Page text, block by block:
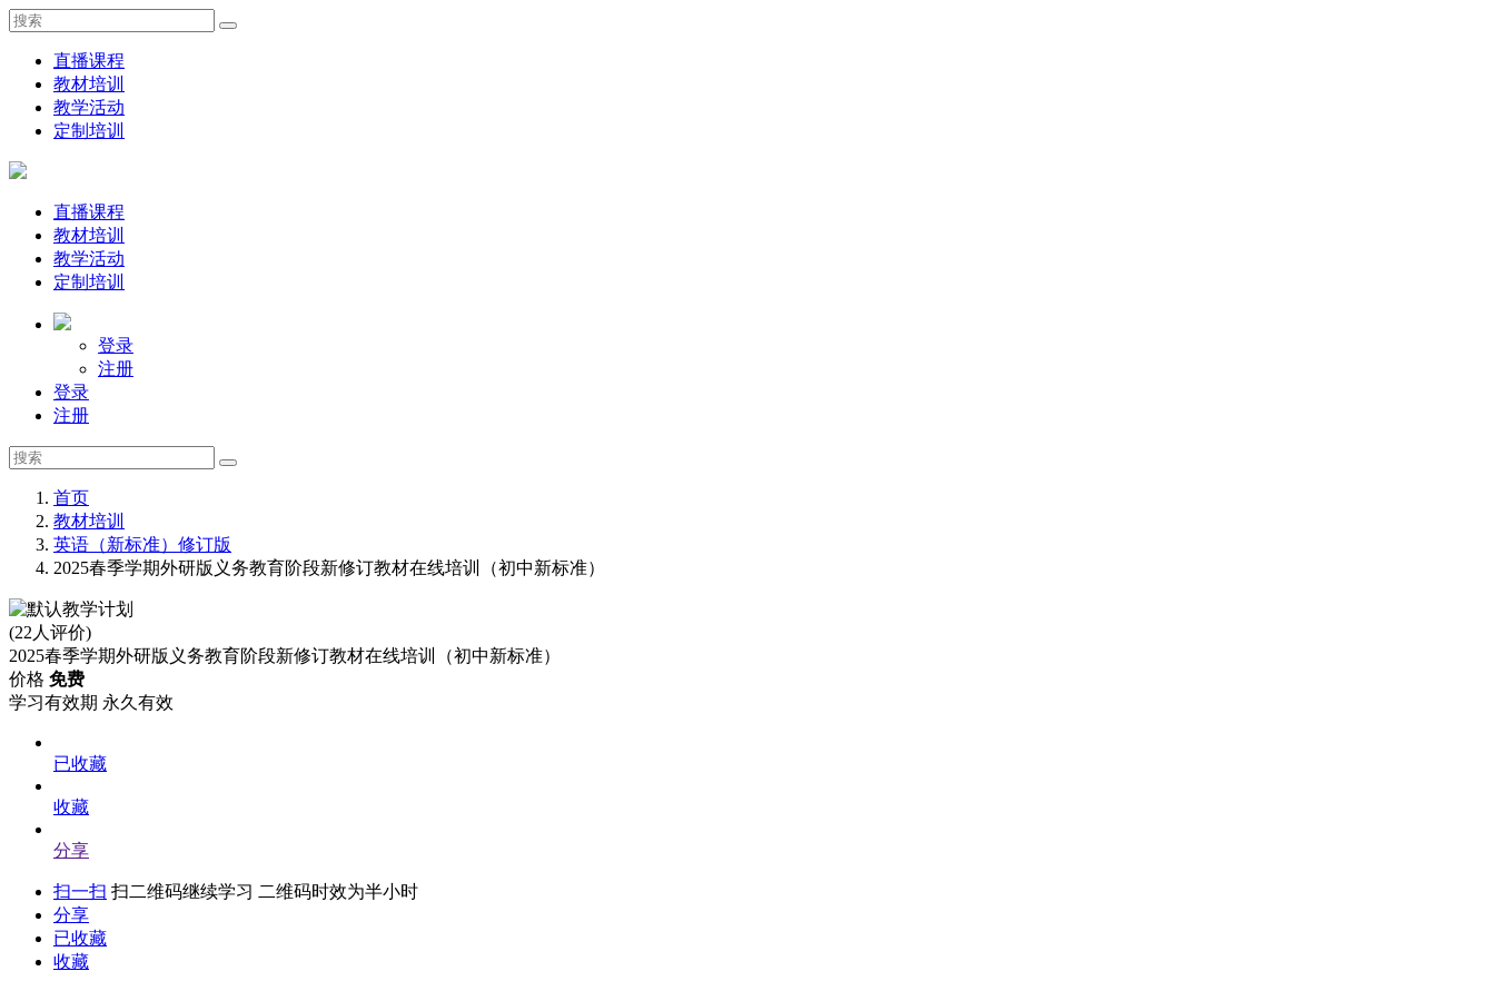
直播课程
教材培训
教学活动
定制培训
直播课程
教材培训
教学活动
定制培训
登录
注册
登录
注册
首页
教材培训
英语（新标准）修订版
2025春季学期外研版义务教育阶段新修订教材在线培训（初中新标准）
(22人评价)
2025春季学期外研版义务教育阶段新修订教材在线培训（初中新标准）
价格 免费
学习有效期 永久有效
已收藏
收藏
分享
扫一扫 扫二维码继续学习 二维码时效为半小时
分享
已收藏
收藏